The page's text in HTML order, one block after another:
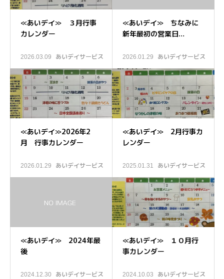
≪あいデイ≫ ３月行事
カレンダー
2026.03.09 あいデイサービス
≪あいデイ≫ ちなみに
新年最初の営業日
2026.01.29 あいデイサービス
≪あいデイ≫2026年2
月 行事カレンダー
2026.01.29 あいデイサービス
≪あいデイ≫ 2月行事カ
レンダー
2025.01.31 あいデイサービス
≪あいデイ≫ 2024年最
後
2024.12.30 あいデイサービス
≪あいデイ≫ １０月行
事カレンダー
2024.10.03 あいデイサービス